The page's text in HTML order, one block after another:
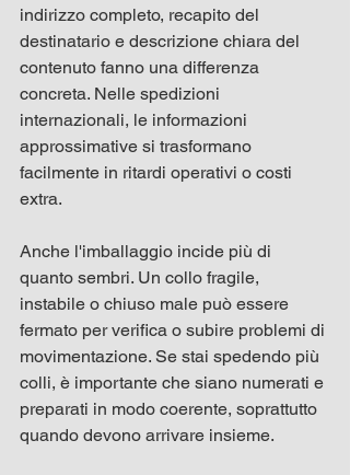
indirizzo completo, recapito del
destinatario e descrizione chiara del
contenuto fanno una differenza
concreta. Nelle spedizioni
internazionali, le informazioni
approssimative si trasformano
facilmente in ritardi operativi o costi
extra.
Anche l'imballaggio incide più di
quanto sembri. Un collo fragile,
instabile o chiuso male può essere
fermato per verifica o subire problemi di
movimentazione. Se stai spedendo più
colli, è importante che siano numerati e
preparati in modo coerente, soprattutto
quando devono arrivare insieme.